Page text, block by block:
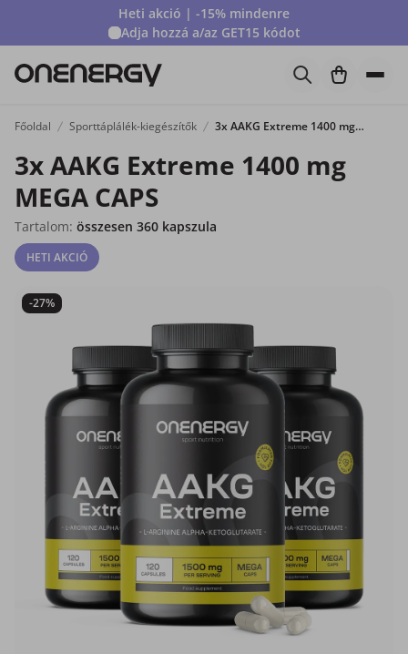
Heti akció | -15% mindenre
Adja hozzá a/az GET15 kódot
Főoldal Sporttáplálék-kiegészítők 3x AAKG Extreme 1400 mg MEGA CAPS
3x AAKG Extreme 1400 mg
MEGA CAPS
Tartalom: összesen 360 kapszula
HETI AKCIÓ
-27%